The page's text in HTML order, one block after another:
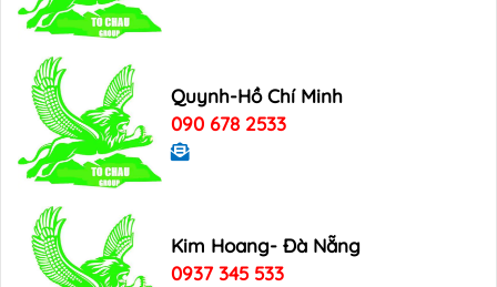
Quynh-Hồ Chí Minh
090 678 2533
Kim Hoang- Đà Nẵng
0937 345 533